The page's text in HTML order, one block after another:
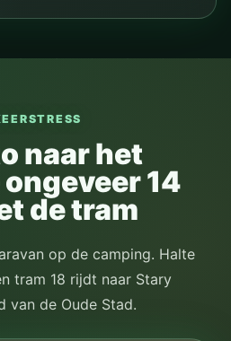
naar het
14
de tram
op de camping. Halte
tram 18 rijdt naar Stary
van de Oude Stad.